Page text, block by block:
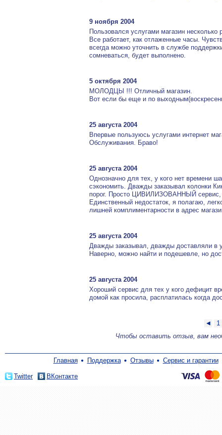
9 ноября 2004
Пользовался услугами магазин несколько
Все работает, как отлаженные часы.
всегда можно уточнить в службе
сомневаться, будет выполнено.
5 октября 2004
МОЛОДЦЫ !!! Отличный магазин.
Вот если бы еще и по
25 августа 2004
Впервые пользуюсь услугами интернет
Обслуживания. Браво!
25 августа 2004
Однозначно для тех, у кого нет времени
сэкономить. Дважды заказывал колонки
порог. Просто ЦИВИЛИЗОВАННЫЙ сервис,
Единственный недостаток, я полагаю,
лишней комплиментарности в адрес
25 августа 2004
Дважды заказывал, дважды доставляли в
Наверно, можно найти и подешевле, но
25 августа 2004
Хороший сервис для тех у кого дефицит
домой как просила, расплатилась когда
◄
1
Чтобы оставить отзыв, вам
Главная Поддержка Отзывы Сервис и гарантии
Twitter ВКонтакте